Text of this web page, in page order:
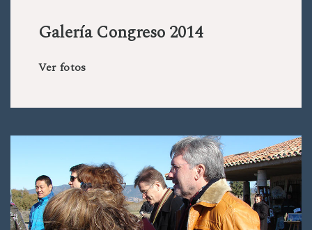
Galería Congreso 2014
Ver fotos